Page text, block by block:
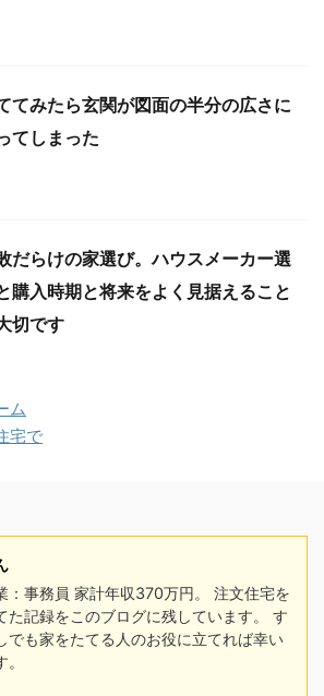
てみたら玄関が図面の半分の広さに
てしまった
だらけの家選び。ハウスメーカー選
購入時期と将来をよく見据えること
切です
ム
宅で
：事務員 家計年収370万円。 注文住宅を
た記録をこのブログに残しています。 す
でも家をたてる人のお役に立てれば幸い